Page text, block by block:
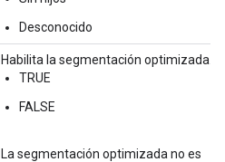
Desconocido
Habilita la segmentación optimizada.
TRUE
FALSE
La segmentación optimizada no es